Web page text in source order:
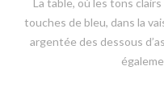
La table, où les tons
touches de bleu, dans la
argentée des dessous